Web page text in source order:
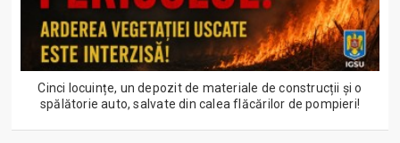
Cinci locuințe, un depozit de materiale de construcții și o
spălătorie auto, salvate din calea flăcărilor de pompieri!